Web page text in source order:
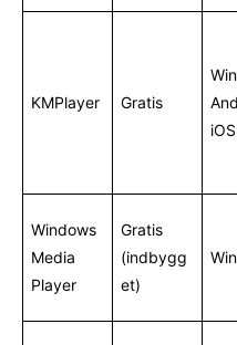
KMPlayer Gratis
iOS
Windows
Media
Player
Gratis
(indbygg
et)